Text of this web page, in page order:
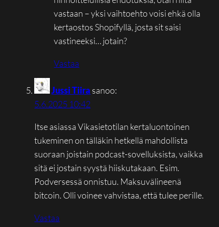
vastaan – yksi vaihtoehto voisi ehkä olla
kertaostos Shopifyllä, josta sit saisi
vastineeksi… jotain?
Vastaa
Jussi Tiira sanoo:
5.6.2025 10:42
Itse asiassa Vikasietotilan kertaluontoinen
tukeminen on tälläkin hetkellä mahdollista
suoraan joistain podcast-sovelluksista, vaikka
sitä ei jostain syystä hiiskutakaan. Esim.
Podversessä onnistuu. Maksuvälineenä
bitcoin. Olli voinee vahvistaa, että tulee perille.
Vastaa